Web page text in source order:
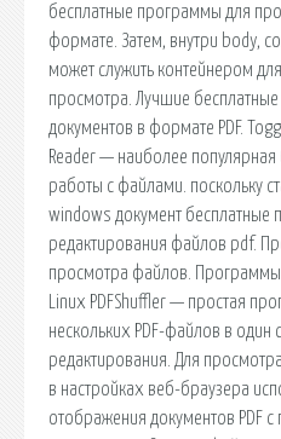
бесплатные программы для
формате. Затем, внутри body,
может служить контейнером
просмотра. Лучшие
документов в формате PDF.
Reader — наиболее
работы с файлами. поскольку
windows документ
редактирования файлов pdf.
просмотра файлов. Программы
Linux PDFShuffler — простая
нескольких PDF-файлов в
редактирования. Для
в настройках веб-браузера
отображения документов PDF